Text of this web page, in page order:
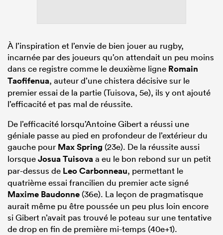
À l’inspiration et l’envie de bien jouer au rugby,
incarnée par des joueurs qu’on attendait un peu moins
dans ce registre comme le deuxième ligne Romain
Taofifenua, auteur d’une chistera décisive sur le
premier essai de la partie (Tuisova, 5e), ils y ont ajouté
l’efficacité et pas mal de réussite.
De l’efficacité lorsqu’Antoine Gibert a réussi une
géniale passe au pied en profondeur de l’extérieur du
gauche pour Max Spring (23e). De la réussite aussi
lorsqueJosua Tuisovaa eu le bon rebond sur un petit
par-dessus de Leo Carbonneau, permettant le
quatrième essai francilien du premier acte signé
Maxime Baudonne (36e). La leçon de pragmatisque
aurait même pu être poussée un peu plus loin encore
si Gibert n’avait pas trouvé le poteau sur une tentative
de drop en fin de première mi-temps (40e+1).